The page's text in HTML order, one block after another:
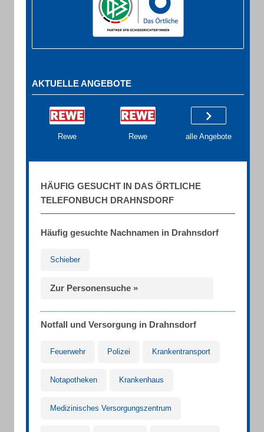
AKTUELLE ANGEBOTE
Rewe Rewe alle Angebote
HÄUFIG GESUCHT IN DAS ÖRTLICHE
TELEFONBUCH DRAHNSDORF
Häufig gesuchte Nachnamen in Drahnsdorf
Schieber
Zur Personensuche »
Notfall und Versorgung in Drahnsdorf
Feuerwehr Polizei Krankentransport
Notapotheken Krankenhaus
Medizinisches Versorgungszentrum